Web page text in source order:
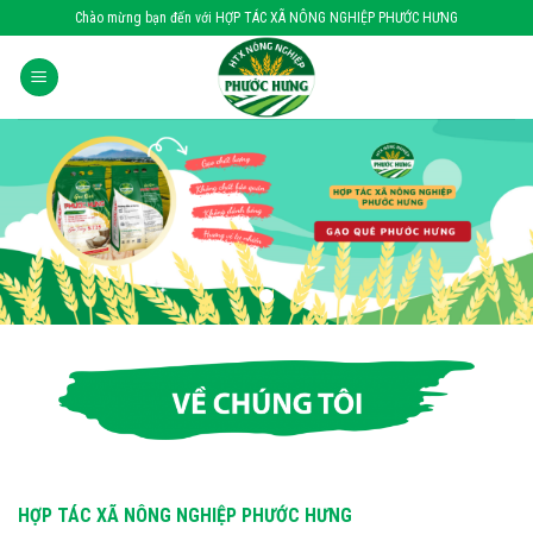
to
content
Chào mừng bạn đến với HỢP TÁC XÃ NÔNG NGHIỆP PHƯỚC HƯNG
HỢP TÁC XÃ NÔNG NGHIỆP PHƯỚC HƯNG